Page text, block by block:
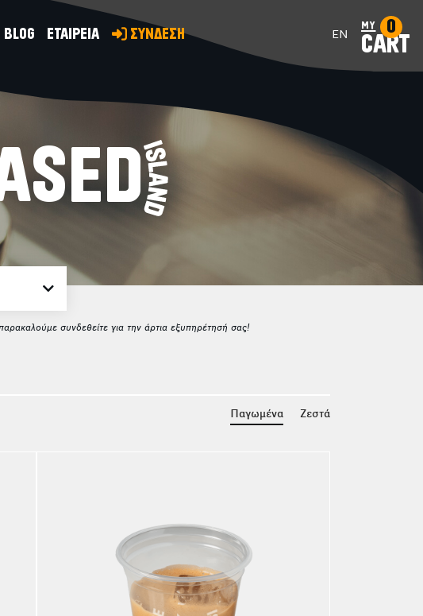
BLOG ΕΤΑΙΡΕΙΑ ΣΥΝΔΕΣΗ EN my
CART
0
συνδεθείτε για την άρτια εξυπηρέτησή σας!
Παγωμένα Ζεστά